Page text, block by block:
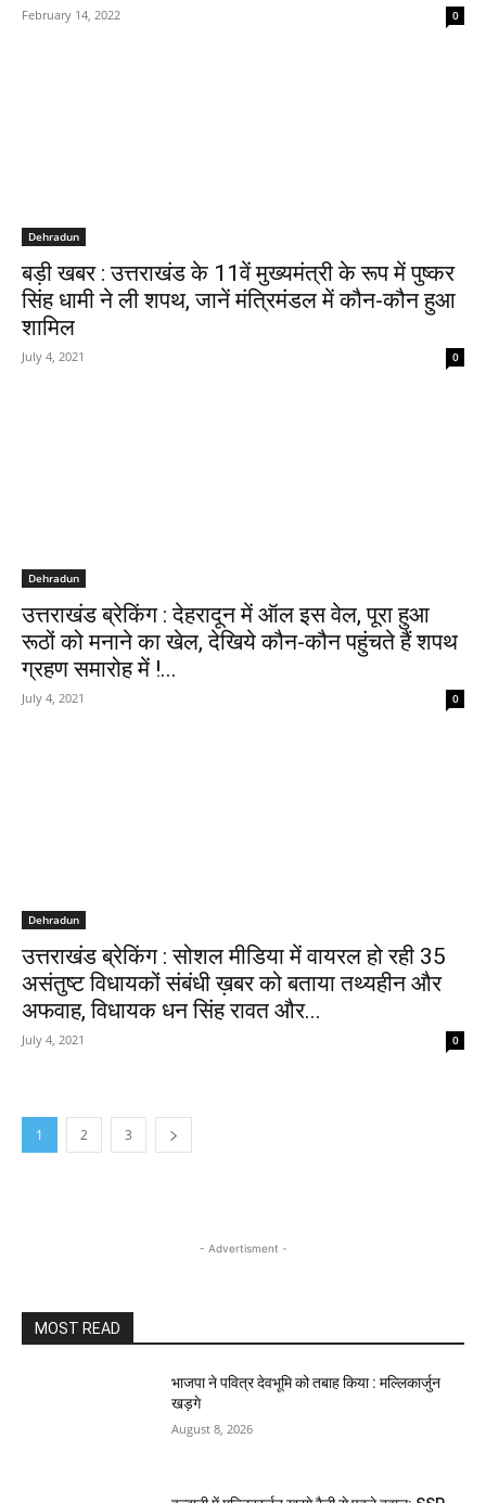
February 14, 2022 0
Dehradun
बड़ी खबर : उत्तराखंड के 11वें मुख्यमंत्री के रूप में पुष्कर
सिंह धामी ने ली शपथ, जानें मंत्रिमंडल में कौन-कौन हुआ
शामिल
July 4, 2021 0
Dehradun
उत्तराखंड ब्रेकिंग : देहरादून में ऑल इस वेल, पूरा हुआ
रूठों को मनाने का खेल, देखिये कौन-कौन पहुंचते हैं शपथ
ग्रहण समारोह में !...
July 4, 2021 0
Dehradun
उत्तराखंड ब्रेकिंग : सोशल मीडिया में वायरल हो रही 35
असंतुष्ट विधायकों संबंधी ख़बर को बताया तथ्यहीन और
अफवाह, विधायक धन सिंह रावत और...
July 4, 2021 0
1 2 3
- Advertisment -
MOST READ
भाजपा ने पवित्र देवभूमि को तबाह किया : मल्लिकार्जुन
खड़गे
August 8, 2026